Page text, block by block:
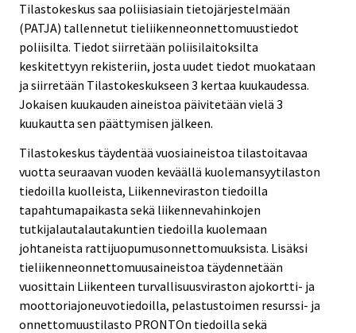
Tilastokeskus saa poliisiasiain tietojärjestelmään
(PATJA) tallennetut tieliikenneonnettomuustiedot
poliisilta. Tiedot siirretään poliisilaitoksilta
keskitettyyn rekisteriin, josta uudet tiedot muokataan
ja siirretään Tilastokeskukseen 3 kertaa kuukaudessa.
Jokaisen kuukauden aineistoa päivitetään vielä 3
kuukautta sen päättymisen jälkeen.
Tilastokeskus täydentää vuosiaineistoa tilastoitavaa
vuotta seuraavan vuoden keväällä kuolemansyytilaston
tiedoilla kuolleista, Liikenneviraston tiedoilla
tapahtumapaikasta sekä liikennevahinkojen
tutkijalautalautakuntien tiedoilla kuolemaan
johtaneista rattijuopumusonnettomuuksista. Lisäksi
tieliikenneonnettomuusaineistoa täydennetään
vuosittain Liikenteen turvallisuusviraston ajokortti- ja
moottoriajoneuvotiedoilla, pelastustoimen resurssi- ja
onnettomuustilasto PRONTOn tiedoilla sekä